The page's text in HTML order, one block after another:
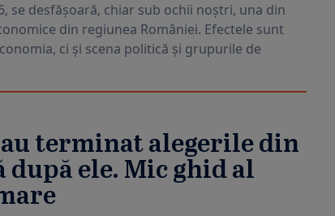
se desfășoară, chiar sub ochii noștri, una din
din regiunea României. Efectele sunt
ci și scena politică și grupurile de
au terminat alegerile din
după ele. Mic ghid al